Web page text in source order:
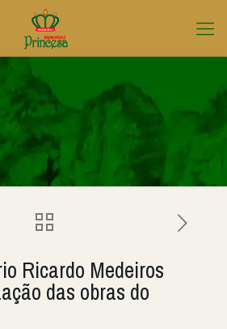
Ricardo Medeiros
das obras do